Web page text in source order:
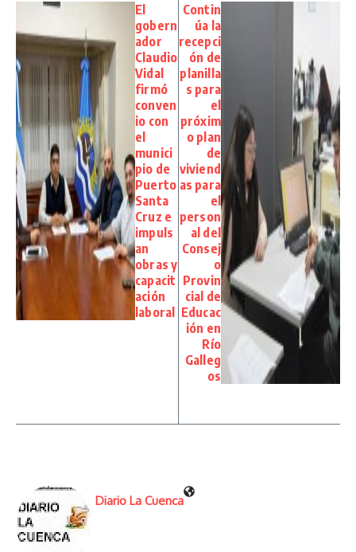
El
gobern
ador
Claudio
Vidal
firmó
conven
io con
el
munici
pio de
Puerto
Santa
Cruz e
impuls
an
obras y
capacit
ación
laboral
Contin
úa la
recepci
ón de
planilla
s para
el
próxim
o plan
de
viviend
as para
el
person
al del
Consej
o
Provin
cial de
Educac
ión en
Río
Galleg
os
Diario La Cuenca